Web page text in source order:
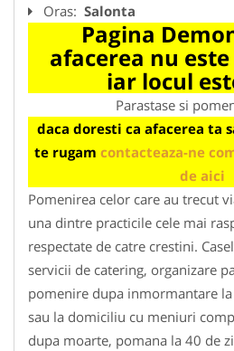
Oras: Salonta
Pagina
afacerea nu
iar locul
Parastase si
daca doresti ca afacerea ta
te rugam contacteaza-ne
de aici
Pomenirea celor care au trecut
una dintre practicile cele mai
respectate de catre crestini.
servicii de catering, organizare
pomenire dupa inmormantare
sau la domiciliu cu meniuri
dupa moarte, pomana la 40 de